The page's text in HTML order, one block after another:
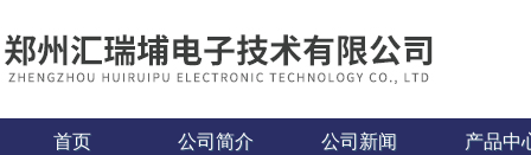
首页 公司简介 公司新闻 产品中